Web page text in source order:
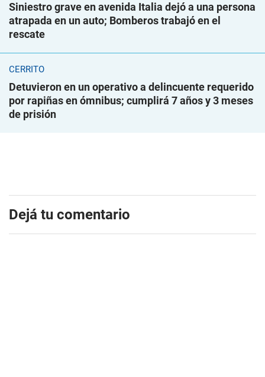
Siniestro grave en avenida Italia dejó a una persona
atrapada en un auto; Bomberos trabajó en el
rescate
CERRITO
Detuvieron en un operativo a delincuente requerido
por rapiñas en ómnibus; cumplirá 7 años y 3 meses
de prisión
Dejá tu comentario